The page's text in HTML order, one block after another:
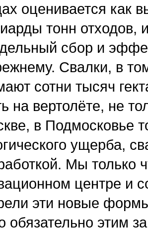
оценивается как
тонн отходов,
сбор и
Свалки, в
сотни тысяч
на вертолёте, не
в Подмосковье
ущерба,
Мы только
центре и
эти новые
обязательно этим